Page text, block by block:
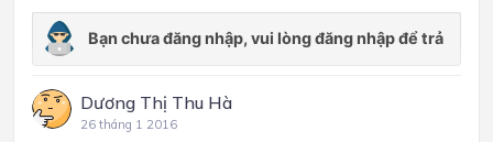
Dương Thị Thu Hà
26 tháng 1 2016